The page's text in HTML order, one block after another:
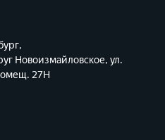
Новоизмайловское, ул.
27Н